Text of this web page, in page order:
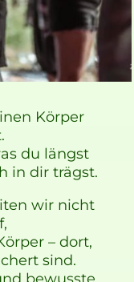
Körper
du längst
in dir trägst.
wir nicht
– dort,
sind.